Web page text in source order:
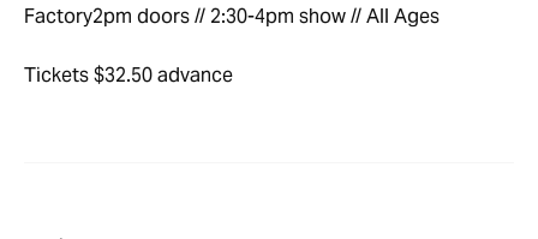
Factory2pm doors // 2:30-4pm show // All Ages
Tickets $32.50 advance